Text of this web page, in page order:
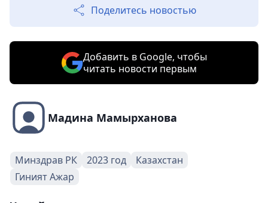
Поделитесь новостью
Добавить в Google, чтобы
читать новости первым
Мадина Мамырханова
Минздрав РК 2023 год
Казахстан
Гиният Ажар